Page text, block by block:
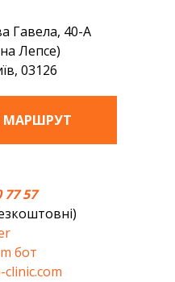
Гавела, 40-А
Лепсе)
03126
МАРШРУТ
77 57
бот